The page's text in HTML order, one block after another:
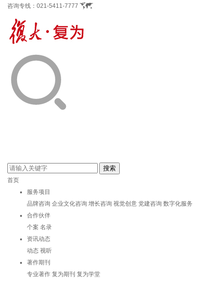
咨询专线： 021-5411-7777
首页
服务项目
品牌咨询 企业文化咨询 增长咨询 视觉创意 党建咨询 数字化服务
合作伙伴
个案 名录
资讯动态
动态 视听
著作期刊
专业著作 复为期刊 复为学堂